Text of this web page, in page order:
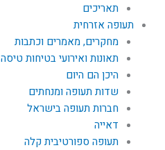
תאריכים
תעופה אזרחית
מחקרים, מאמרים וכתבות
תאונות ואירועי בטיחות טיסה
היכן הם היום
שדות תעופה ומנחתים
חברות תעופה בישראל
דאייה
תעופה ספורטיבית קלה